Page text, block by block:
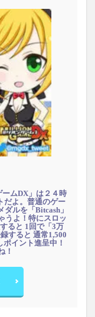
ムDX」は２４時
だよ。普通のゲー
ルを「Bitcash」
うよ！特にスロッ
ると 1回で「3万
すると 通常1,500
イント進呈中！
！